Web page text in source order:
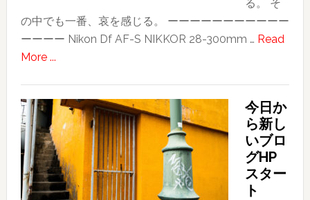
る。 そ
の中でも一番、哀を感じる。 ーーーーーーーーーーー
ーーーー Nikon Df AF-S NIKKOR 28-300mm … Read
More ...about
今日か
ら新し
いブロ
グHP
スター
ト